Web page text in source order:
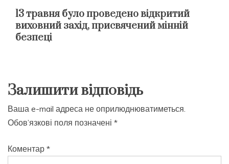
13 травня було проведено відкритий
виховний захід, присвячений мінній
безпеці
Залишити відповідь
Ваша e-mail адреса не оприлюднюватиметься.
Обов’язкові поля позначені *
Коментар *